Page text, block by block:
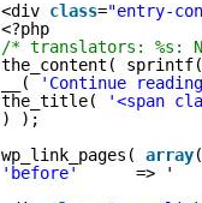
<div class="entry-
<?php
/* translators: %s:
the_content( sprintf(
__(
'Continue
the_title(
'<span
) );
wp_link_pages( array(
'before'
=> '